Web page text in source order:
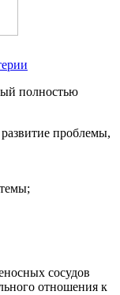
полностью
проблемы,
сосудов
отношения к